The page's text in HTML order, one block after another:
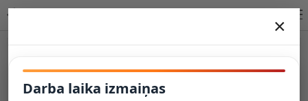
×
Darba laika izmaiņas